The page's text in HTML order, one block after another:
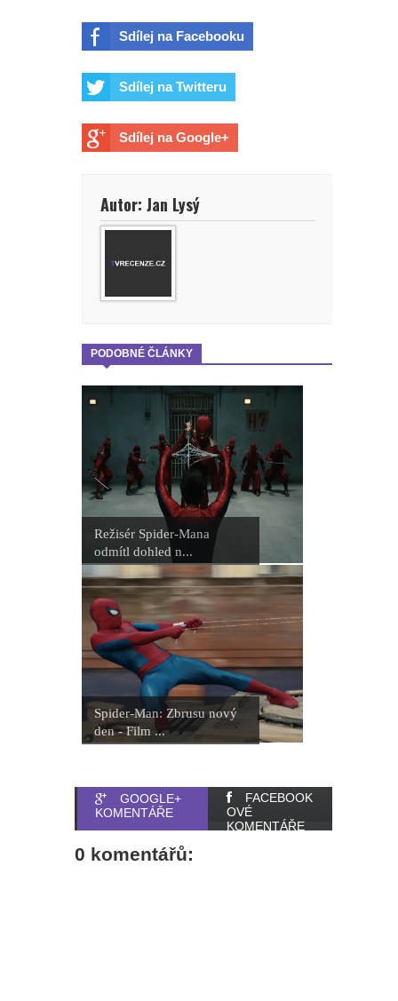
Sdílej na Facebooku
Sdílej na Twitteru
Sdílej na Google+
Autor: Jan Lysý
PODOBNÉ ČLÁNKY
Režisér Spider-Mana
odmítl dohled n...
Spider-Man: Zbrusu nový
den - Film ...
GOOGLE+
KOMENTÁŘE
FACEBOOK
OVÉ
KOMENTÁŘE
0 komentářů: